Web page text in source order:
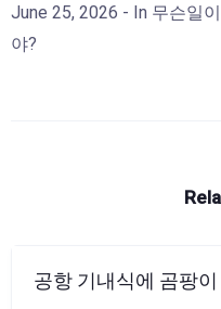
June 25, 2026 - In 무슨일이
야?
공항 기내식에 곰팡